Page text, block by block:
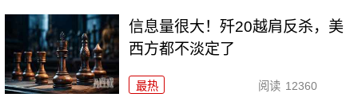
信息量很大！歼20越肩反杀，美
西方都不淡定了
最热 阅读 12360